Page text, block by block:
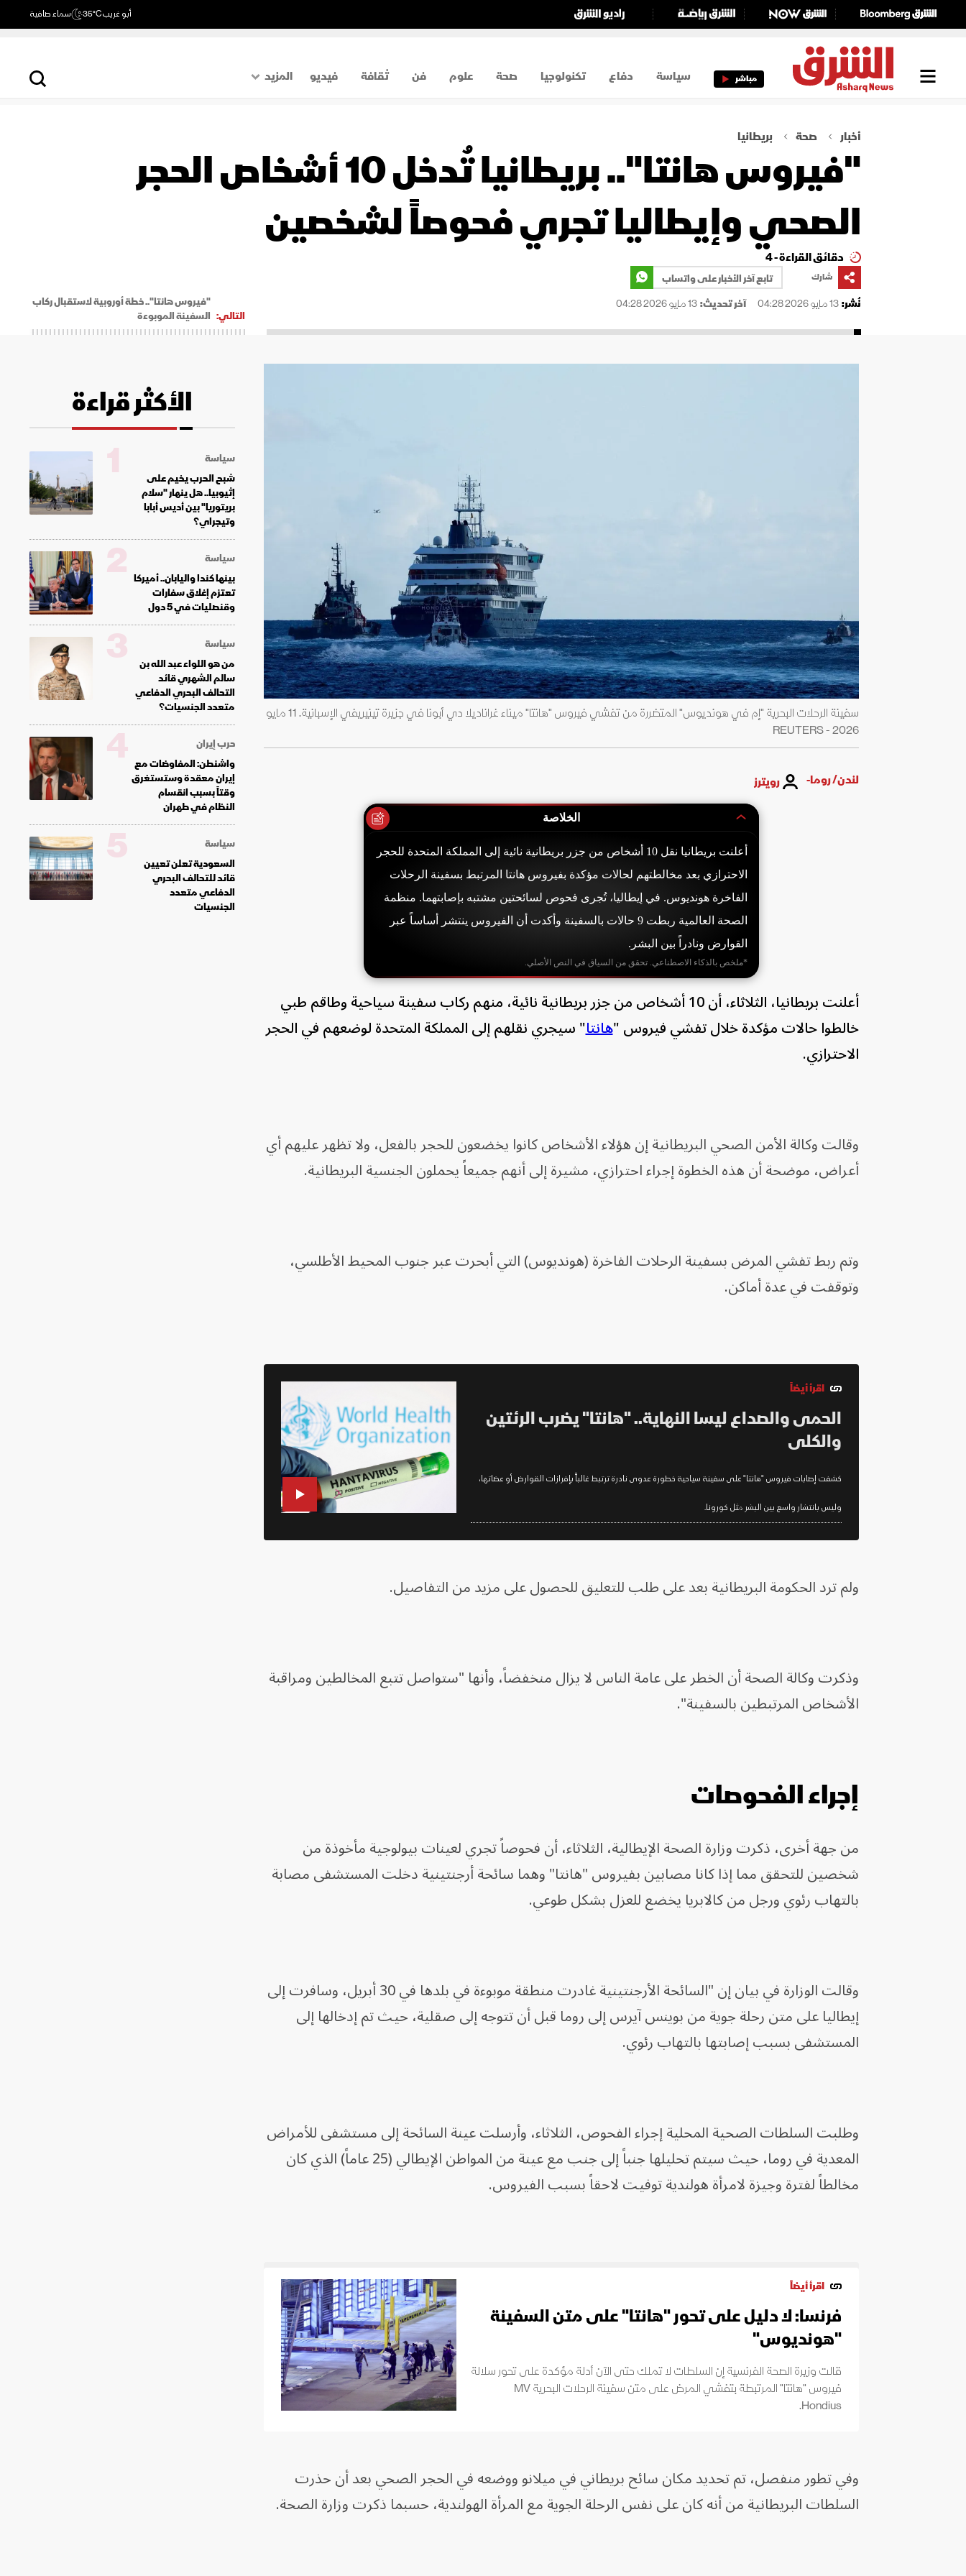
أبو غريب35°C سماء صافية
مباشر سياسة دفاع تكنولوجيا صحة علوم فن ثقافة فيديو
المزيد
اقتصاد
أخبار صحة بريطانيا
"فيروس هانتا".. بريطانيا تُدخل 10 أشخاص الحجر
الصحي وإيطاليا تجري فحوصاً لشخصين
دقائق القراءة - 4
شارك
تابع آخر الأخبار على واتساب
نُشر:13 مايو 2026 04:28 آخر تحديث:13 مايو 2026 04:28
التالي:
"فيروس هانتا".. خطة أوروبية لاستقبال ركاب
السفينة الموبوءة
سفينة الرحلات البحرية "إم في هونديوس" المتضررة من تفشي فيروس "هانتا" ميناء غراناديلا دي أبونا في جزيرة تينيريفي الإسبانية. 11 مايو
2026 - REUTERS
لندن/ روما- رويترز
الخلاصة
أعلنت بريطانيا نقل 10 أشخاص من جزر بريطانية نائية إلى المملكة المتحدة للحجر
الاحترازي بعد مخالطتهم لحالات مؤكدة بفيروس هانتا المرتبط بسفينة الرحلات
الفاخرة هونديوس. في إيطاليا، تُجرى فحوص لسائحتين مشتبه بإصابتهما. منظمة
الصحة العالمية ربطت 9 حالات بالسفينة وأكدت أن الفيروس ينتشر أساساً عبر
القوارض ونادراً بين البشر.
*ملخص بالذكاء الاصطناعي. تحقق من السياق في النص الأصلي.
أعلنت بريطانيا، الثلاثاء، أن 10 أشخاص من جزر بريطانية نائية، منهم ركاب سفينة سياحية وطاقم طبي
خالطوا حالات مؤكدة خلال تفشي فيروس "هانتا" سيجري نقلهم إلى المملكة المتحدة لوضعهم في الحجر
الاحترازي.
وقالت وكالة الأمن الصحي البريطانية إن هؤلاء الأشخاص كانوا يخضعون للحجر بالفعل، ولا تظهر عليهم أي
أعراض، موضحة أن هذه الخطوة إجراء احترازي، مشيرة إلى أنهم جميعاً يحملون الجنسية البريطانية.
وتم ربط تفشي المرض بسفينة الرحلات الفاخرة (هونديوس) التي أبحرت عبر جنوب المحيط الأطلسي،
وتوقفت في عدة أماكن.
اقرأ أيضاً
الحمى والصداع ليسا النهاية.. "هانتا" يضرب الرئتين
والكلى
كشفت إصابات فيروس "هانتا" على سفينة سياحية خطورة عدوى نادرة ترتبط غالباً بإفرازات القوارض أو عضاتها،
وليس بانتشار واسع بين البشر مثل كورونا.
ولم ترد الحكومة البريطانية بعد على طلب للتعليق للحصول على مزيد من التفاصيل.
وذكرت وكالة الصحة أن الخطر على عامة الناس لا يزال منخفضاً، وأنها "ستواصل تتبع المخالطين ومراقبة
الأشخاص المرتبطين بالسفينة".
إجراء الفحوصات
من جهة أخرى، ذكرت وزارة الصحة الإيطالية، الثلاثاء، أن فحوصاً تجري لعينات بيولوجية مأخوذة من
شخصين للتحقق مما إذا كانا مصابين بفيروس "هانتا" وهما سائحة أرجنتينية دخلت المستشفى مصابة
بالتهاب رئوي ورجل من كالابريا يخضع للعزل بشكل طوعي.
وقالت الوزارة في بيان إن "السائحة الأرجنتينية غادرت منطقة موبوءة في بلدها في 30 أبريل، وسافرت إلى
إيطاليا على متن رحلة جوية من بوينس آيرس إلى روما قبل أن تتوجه إلى صقلية، حيث تم إدخالها إلى
المستشفى بسبب إصابتها بالتهاب رئوي.
وطلبت السلطات الصحية المحلية إجراء الفحوص، الثلاثاء، وأرسلت عينة السائحة إلى مستشفى للأمراض
المعدية في روما، حيث سيتم تحليلها جنباً إلى جنب مع عينة من المواطن الإيطالي (25 عاماً) الذي كان
مخالطاً لفترة وجيزة لامرأة هولندية توفيت لاحقاً بسبب الفيروس.
اقرأ أيضاً
فرنسا: لا دليل على تحور "هانتا" على متن السفينة
"هونديوس"
قالت وزيرة الصحة الفرنسية إن السلطات لا تملك حتى الآن أدلة مؤكدة على تحور سلالة
فيروس "هانتا" المرتبطة بتفشي المرض على متن سفينة الرحلات البحرية MV
Hondius.
وفي تطور منفصل، تم تحديد مكان سائح بريطاني في ميلانو ووضعه في الحجر الصحي بعد أن حذرت
السلطات البريطانية من أنه كان على نفس الرحلة الجوية مع المرأة الهولندية، حسبما ذكرت وزارة الصحة.
الأكثر قراءة
سياسة
شبح الحرب يخيم على
إثيوبيا.. هل ينهار "سلام
بريتوريا" بين أديس أبابا
وتيجراي؟
1
سياسة
بينها كندا واليابان.. أميركا
تعتزم إغلاق سفارات
وقنصليات في 5 دول
2
سياسة
من هو اللواء عبد الله بن
سالم الشهري قائد
التحالف البحري الدفاعي
متعدد الجنسيات؟
3
حرب إيران
واشنطن: المفاوضات مع
إيران معقدة وستستغرق
وقتاً بسبب انقسام
النظام في طهران
4
سياسة
السعودية تعلن تعيين
قائد للتحالف البحري
الدفاعي متعدد
الجنسيات
5